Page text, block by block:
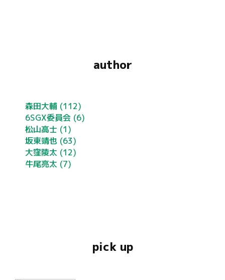
author
森田大輔 (112)
6SGX委員会 (6)
松山高士 (1)
坂東靖也 (63)
大窪陵太 (12)
牛尾亮太 (7)
pick up